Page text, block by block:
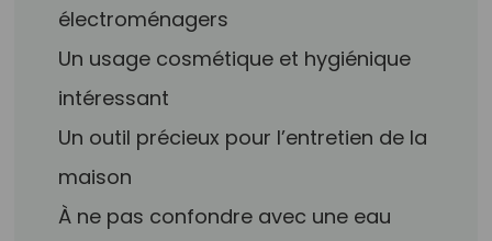
électroménagers
Un usage cosmétique et hygiénique
intéressant
Un outil précieux pour l’entretien de la
maison
À ne pas confondre avec une eau